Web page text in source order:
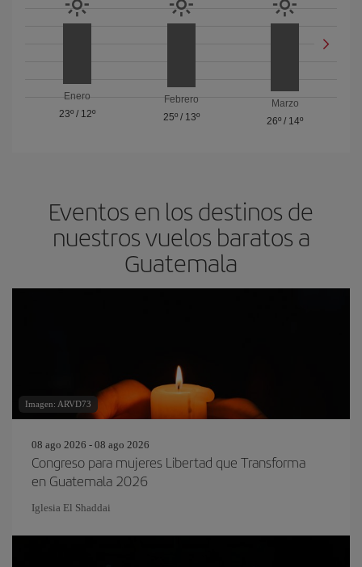
Enero
23º/ 12º
Febrero
25º/ 13º
Marzo
26º / 14º
Eventos en los destinos de
nuestros vuelos baratos a
Guatemala
Imagen: ARVD73
08 ago 2026 - 08 ago 2026
Congreso para mujeres Libertad que Transforma
en Guatemala 2026
Iglesia El Shaddai